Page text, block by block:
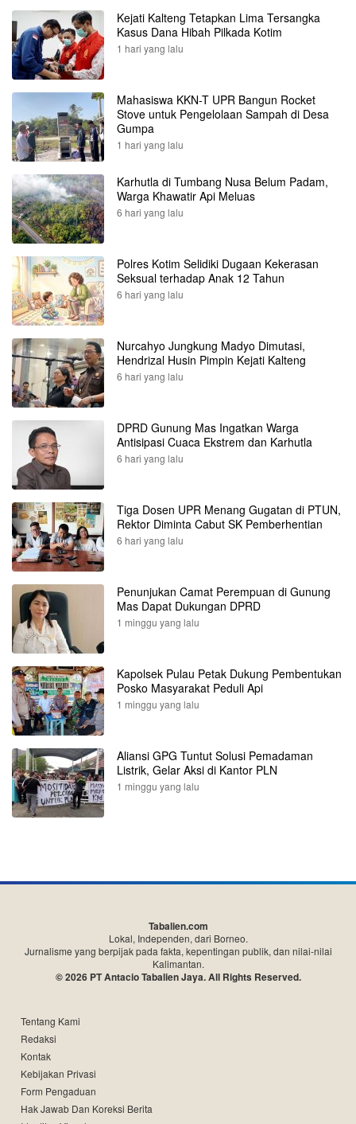
Kejati Kalteng Tetapkan Lima Tersangka
Kasus Dana Hibah Pilkada Kotim
1 hari yang lalu
Mahasiswa KKN-T UPR Bangun Rocket
Stove untuk Pengelolaan Sampah di Desa
Gumpa
1 hari yang lalu
Karhutla di Tumbang Nusa Belum Padam,
Warga Khawatir Api Meluas
6 hari yang lalu
Polres Kotim Selidiki Dugaan Kekerasan
Seksual terhadap Anak 12 Tahun
6 hari yang lalu
Nurcahyo Jungkung Madyo Dimutasi,
Hendrizal Husin Pimpin Kejati Kalteng
6 hari yang lalu
DPRD Gunung Mas Ingatkan Warga
Antisipasi Cuaca Ekstrem dan Karhutla
6 hari yang lalu
Tiga Dosen UPR Menang Gugatan di PTUN,
Rektor Diminta Cabut SK Pemberhentian
6 hari yang lalu
Penunjukan Camat Perempuan di Gunung
Mas Dapat Dukungan DPRD
1 minggu yang lalu
Kapolsek Pulau Petak Dukung Pembentukan
Posko Masyarakat Peduli Api
1 minggu yang lalu
Aliansi GPG Tuntut Solusi Pemadaman
Listrik, Gelar Aksi di Kantor PLN
1 minggu yang lalu
Tabalien.com
Lokal, Independen, dari Borneo.
Jurnalisme yang berpijak pada fakta, kepentingan publik, dan nilai-nilai
Kalimantan.
© 2026 PT Antacio Tabalien Jaya. All Rights Reserved.
Tentang Kami
Redaksi
Kontak
Kebijakan Privasi
Form Pengaduan
Hak Jawab Dan Koreksi Berita